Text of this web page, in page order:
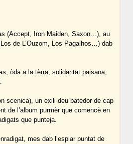
(Accept, Iron Maiden, Saxon…), au
de L’Ouzom, Los Pagalhos…) dab
òda a la tèrra, solidaritat paisana,
scenica), un exili deu batedor de cap
de l’album purmèr que comencè en
que punteja.
mes dab l’espiar puntat de